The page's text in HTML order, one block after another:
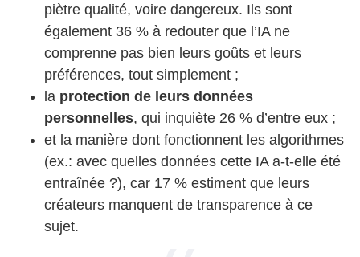
piètre qualité, voire dangereux. Ils sont
également 36 % à redouter que l’IA ne
comprenne pas bien leurs goûts et leurs
préférences, tout simplement ;
la protection de leurs données
personnelles, qui inquiète 26 % d’entre eux ;
et la manière dont fonctionnent les algorithmes
(ex.: avec quelles données cette IA a-t-elle été
entraînée ?), car 17 % estiment que leurs
créateurs manquent de transparence à ce
sujet.